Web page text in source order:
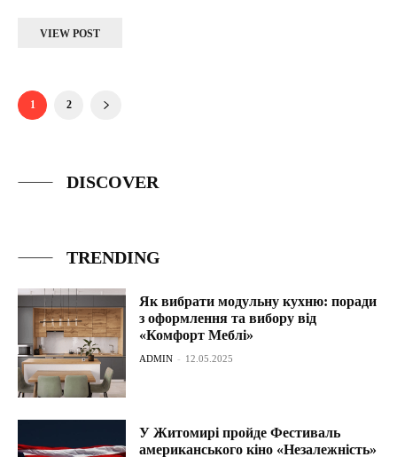
VIEW POST
1 2
DISCOVER
TRENDING
Як вибрати модульну кухню: поради
з оформлення та вибору від
«Комфорт Меблі»
ADMIN - 12.05.2025
У Житомирі пройде Фестиваль
американського кіно «Незалежність»